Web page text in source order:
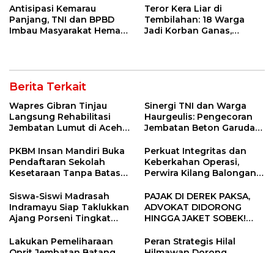
Antisipasi Kemarau
Panjang, TNI dan BPBD
Imbau Masyarakat Hemat
Teror Kera Liar di
Tembilahan: 18 Warga
Jadi Korban Ganas,
Berita Terkait
Wapres Gibran Tinjau
Langsung Rehabilitasi
Jembatan Lumut di Aceh
Konektivitas Pulih Cepat
Sinergi TNI dan Warga
Haurgeulis: Pengecoran
Jembatan Beton Garuda
PKBM Insan Mandiri Buka
Pendaftaran Sekolah
Kesetaraan Tanpa Batas
Perkuat Integritas dan
Keberkahan Operasi,
Perwira Kilang Balongan
Siswa-Siswi Madrasah
Indramayu Siap Taklukkan
Ajang Porseni Tingkat
PAJAK DI DEREK PAKSA,
ADVOKAT DIDORONG
HINGGA JAKET SOBEK!
Ngamuk Kepung Polresta
Lakukan Pemeliharaan
Peran Strategis Hilal